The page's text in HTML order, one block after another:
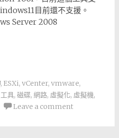
目前還不支援。
Server 2008
, ESXi, vCenter, vmware,
工具, 磁碟, 網路, 虛擬化, 虛擬機,
Leave a comment